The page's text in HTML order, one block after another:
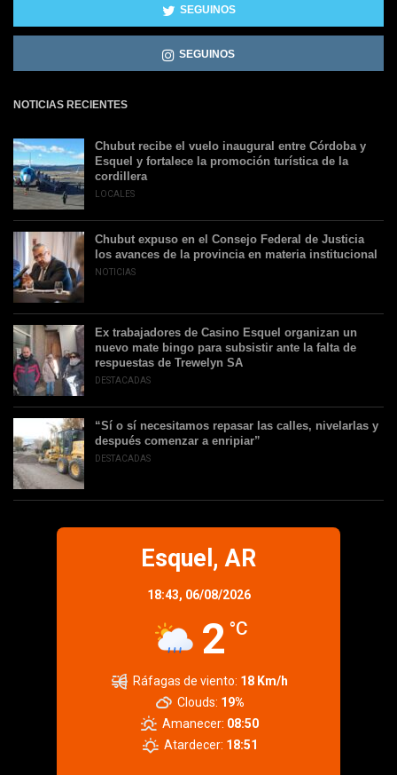
SEGUINOS
SEGUINOS
NOTICIAS RECIENTES
Chubut recibe el vuelo inaugural entre Córdoba y
Esquel y fortalece la promoción turística de la
cordillera
LOCALES
Chubut expuso en el Consejo Federal de Justicia
los avances de la provincia en materia institucional
NOTICIAS
Ex trabajadores de Casino Esquel organizan un
nuevo mate bingo para subsistir ante la falta de
respuestas de Trewelyn SA
DESTACADAS
“Sí o sí necesitamos repasar las calles, nivelarlas y
después comenzar a enripiar”
DESTACADAS
Esquel, AR
18:43, 06/08/2026
2 °C
Ráfagas de viento: 18 Km/h
Clouds: 19%
Amanecer: 08:50
Atardecer: 18:51